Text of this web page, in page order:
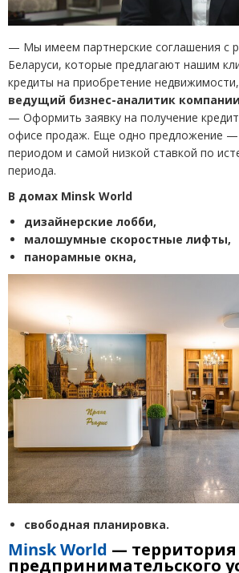
— Мы имеем партнерские соглашения с
Беларуси, которые предлагают нашим
кредиты на приобретение
ведущий бизнес-аналитик
— Оформить заявку на получение
офисе продаж. Еще одно предложение —
периодом и самой низкой ставкой по
периода.
В домах Minsk World
дизайнерские лобби,
малошумные скоростные лифты,
панорамные окна,
свободная планировка.
MinskWorld — территория
предпринимательского